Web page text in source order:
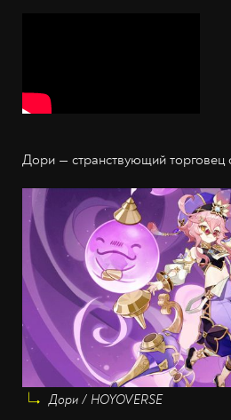
Дори — странствующий торговец
Дори / HOYOVERSE